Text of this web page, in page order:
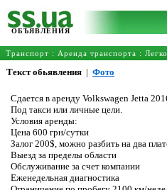
ОБЪЯВЛЕНИЯ
Транспорт : Аренда транспорта :
Текст обьявления | Фото
Сдается в аренду Volkswagen Jetta
Под такси или личные цели.
Условия аренды:
Цена 600 грн/сутки
Залог 200$, можно разбить на два
Выезд за пределы области
Обслуживание за счет компании
Еженедельная диагностика